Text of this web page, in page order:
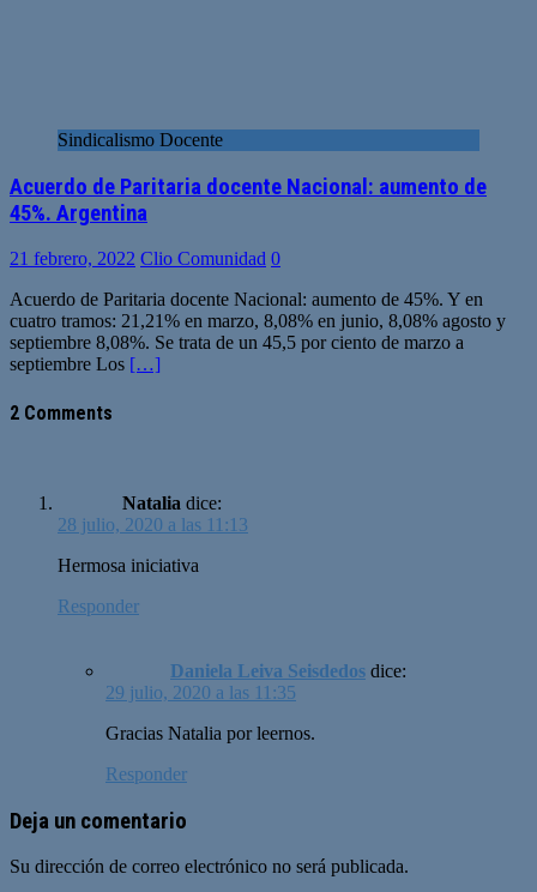
Sindicalismo Docente
Acuerdo de Paritaria docente Nacional: aumento de
45%. Argentina
21 febrero, 2022 Clio Comunidad 0
Acuerdo de Paritaria docente Nacional: aumento de 45%. Y en
cuatro tramos: 21,21% en marzo, 8,08% en junio, 8,08% agosto y
septiembre 8,08%. Se trata de un 45,5 por ciento de marzo a
septiembre Los […]
2 Comments
Natalia dice:
28 julio, 2020 a las 11:13
Hermosa iniciativa
Responder
Daniela Leiva Seisdedos dice:
29 julio, 2020 a las 11:35
Gracias Natalia por leernos.
Responder
Deja un comentario
Su dirección de correo electrónico no será publicada.